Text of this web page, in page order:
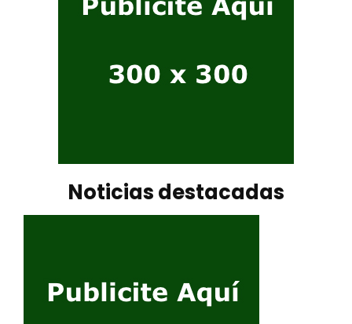
Noticias destacadas